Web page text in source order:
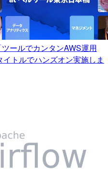
ールでカンタンAWS運用
トルでハンズオン実施しま